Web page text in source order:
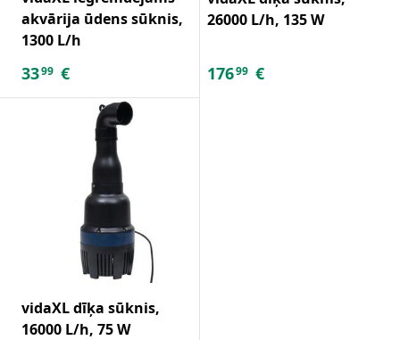
akvārija ūdens sūknis,
1300 L/h
3399 €
26000 L/h, 135 W
17699 €
vidaXL dīķa sūknis,
16000 L/h, 75 W